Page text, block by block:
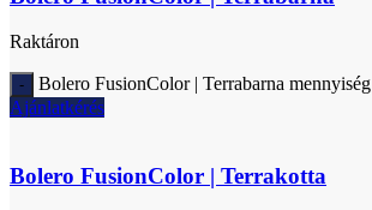
Raktáron
Bolero FusionColor | Terrabarna mennyiség
Ajánlatkérés
Bolero FusionColor | Terrakotta